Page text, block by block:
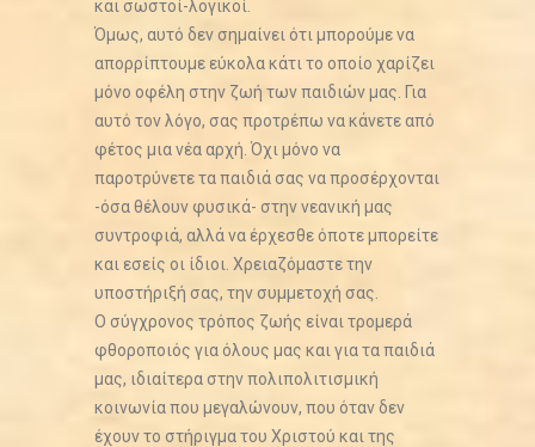
και σωστοί-λογικοί.
Όμως, αυτό δεν σημαίνει ότι μπορούμε να
απορρίπτουμε εύκολα κάτι το οποίο χαρίζει
μόνο οφέλη στην ζωή των παιδιών μας. Για
αυτό τον λόγο, σας προτρέπω να κάνετε από
φέτος μια νέα αρχή. Όχι μόνο να
παροτρύνετε τα παιδιά σας να προσέρχονται
-όσα θέλουν φυσικά- στην νεανική μας
συντροφιά, αλλά να έρχεσθε όποτε μπορείτε
και εσείς οι ίδιοι. Χρειαζόμαστε την
υποστήριξή σας, την συμμετοχή σας.
Ο σύγχρονος τρόπος ζωής είναι τρομερά
φθοροποιός για όλους μας και για τα παιδιά
μας, ιδιαίτερα στην πολιπολιτισμική
κοινωνία που μεγαλώνουν, που όταν δεν
έχουν το στήριγμα του Χριστού και της